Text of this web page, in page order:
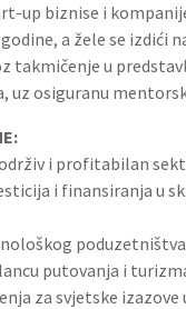
up biznise i
a žele se izdići
takmičenje u
uz osiguranu
i profitabilan
i finansiranja u
putovanja i
za svjetske izazove